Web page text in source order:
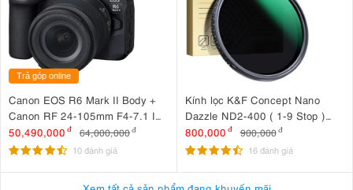
Trả góp online
Canon EOS R6 Mark II Body +
Canon RF 24-105mm F4-7.1 IS
STM
50,490,000 đ 64,000,000đ
10 đánh giá
Kính lọc K&F Concept Nano
Dazzle ND2-400 ( 1-9 Stop )
67mm KF01.2360
800,000 đ 900,000 đ
16 đánh giá